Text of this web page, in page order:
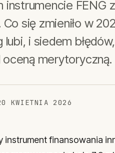
FENG z
się zmieniło w
i siedem
merytoryczną.
KWIETNIA 2026
instrument finansowania